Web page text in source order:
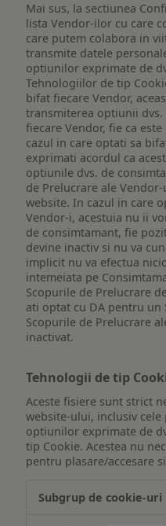
Mai sus, la sectiunea
lista Vendor-ilor cu care
care putem colabora in
transmite datele
optiunilor exprimate de
Tehnologiilor de tip
bifat fiecare Vendor,
transmiterea optiunii
fiecare Vendor, fie ca
cazul in care optati sa
exprimati acordul ca
optiunile dvs. de
de Prelucrare ale
website. In cazul in care
Vendor-i, acestuia nu ii
de consimtamant, fie
devine inactiv si nu va
implicit nu va efectua
intemeiata pe
Scopurile de Prelucrare
ati optat cu DA pentru un
Scopurile de Prelucrare
inactivat.
Tehnologii de tip
Aceste fisiere sunt strict
website-ului, inclusiv
optiunilor exprimate de
tip Cookie. Acestea nu
pentru plasare/accesare
de